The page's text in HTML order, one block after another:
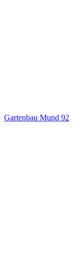
Gartenbau Mund 92